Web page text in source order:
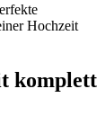
Hochzeit
komplett